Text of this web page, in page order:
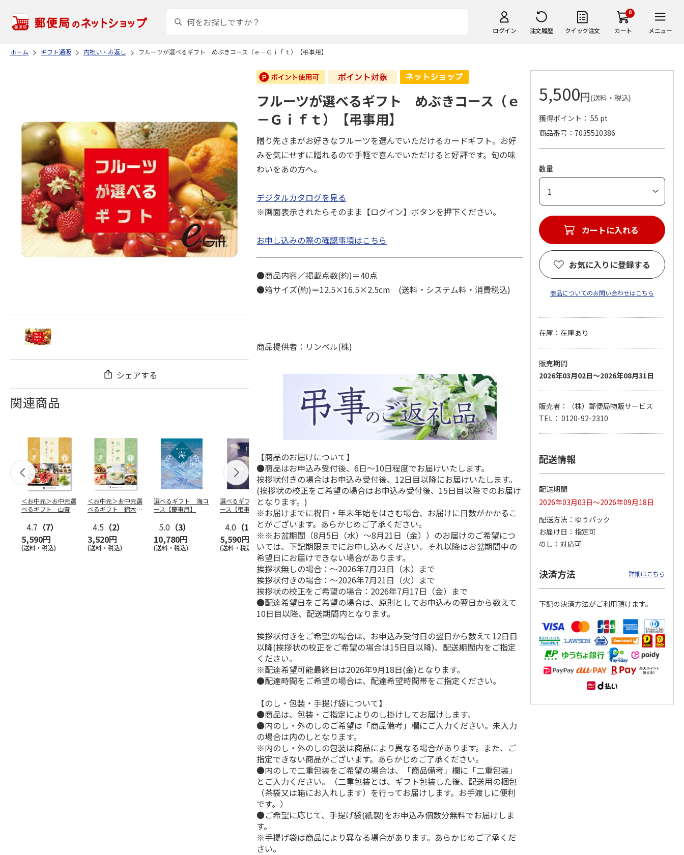
ログイン 注文履歴 クイック注文
0
カート メニュー
ホーム ギフト通販 内祝い・お返し フルーツが選べるギフト めぶきコース（ｅ－Ｇｉｆｔ）【弔事用】
シェアする
関連商品
＜お中元＞お中元選
べるギフト 山査子
4.7 （7）
5,590円
(送料・税込)
＜お中元＞お中元選
べるギフト 錦木コ
4.5 （2）
3,520円
(送料・税込)
選べるギフト 海コ
ース【慶事用】
5.0 （3）
10,780円
(送料・税込)
選べるギフト 月コ
ース【弔事用】
4.0 （1）
5,590円
(送料・税込)
＜お中元＞お中元選
べるギフト 栴檀コ
ース
5.0（5）
10,780円
(送料・税込)
ース【弔事用】
4.4 （5）
10,780円
(送料・税込)
ース【慶事用】
5,590円
(送料・税込)
ース【弔事用】
15,990円
(送料・税込)
選べるギフト 鳥コ
4.2 （6）
3,520円
(送料・税込)
選べるギフト 花コ
フルーツが選べるギフト めぶきコース（ｅ
－Ｇｉｆｔ）【弔事用】
贈り先さまがお好きなフルーツを選んでいただけるカードギフト。お好
みを気にせずに贈れるので手軽で喜んでいただけると好評です。旬の味
わいをあの方へ。
デジタルカタログを見る
※画面表示されたらそのまま【ログイン】ボタンを押下ください。
お申し込みの際の確認事項はこちら
●商品内容／掲載点数(約)＝40点
●箱サイズ(約)＝12.5×16.5×2.5cm (送料・システム料・消費税込)
商品提供者：リンベル(株)
【商品のお届けについて】
●商品はお申込み受付後、6日～10日程度でお届けいたします。
挨拶状付きの場合はお申込み受付後、12日目以降にお届けいたします。
(挨拶状の校正をご希望の場合はお申込み受付後、15日目以降でのお届け
となります。)
※お届けまでに祝日・年末年始をはさむ場合、お届けに日数がかかるこ
とがございます。あらかじめご了承ください。
※※お盆期間（8月5日（水）～8月21日（金））のお届けのご希望につ
いては、下記期限までにお申し込みください。それ以降はお盆期間中の
希望日にお届けできない場合があります。
挨拶状無しの場合：～2026年7月23日（木）まで
挨拶状付きの場合：～2026年7月21日（火）まで
挨拶状の校正をご希望の場合：2026年7月17日（金）まで
●配達希望日をご希望の場合は、原則としてお申込みの翌日から数えて
10日目以降、配送期間内となります。
挨拶状付きをご希望の場合は、お申込み受付日の翌日から数えて12日目
以降(挨拶状の校正をご希望の場合は15日目以降)、配送期間内をご指定
ください。
※配達希望可能最終日は2026年9月18日(金)となります。
●配達時間をご希望の場合は、配達希望時間帯をご指定ください。
【のし・包装・手提げ袋について】
●商品は、包装・ご指定によりのし掛けしてお届けします。
●内のし・外のしのご希望は「商品備考」欄にご入力ください。未入力
の場合は内のしとなります。
※内のし・外のしの包装は商品により異なる場合があります。また、ご
指定できない商品がございます。あらかじめご了承ください。
●内のしで二重包装をご希望の場合は、「商品備考」欄に「二重包装」
とご入力ください。（二重包装とは、ギフト包装した後、配送用の梱包
（茶袋又は箱にお入れします）を行ってお届けします。お手渡しに便利
です。）
●ご希望に応じて、手提げ袋(紙製)をお申込み個数分無料でお届けしま
す。
※手提げ袋は商品により異なる場合があります。あらかじめご了承くだ
さい。
5,500円(送料・税込)
獲得ポイント： 55 pt
商品番号
7035510386
数量
カートに入れる
お気に入りに登録する
商品についてのお問い合わせはこちら
在庫：在庫あり
販売期間
2026年03月02日～2026年08月31日
販売者：（株）郵便局物販サービス
TEL： 0120-92-2310
配送情報
配送期間
2026年03月03日～2026年09月18日
配送方法
ゆうパック
お届け日
指定可
のし
対応可
決済方法 詳細はこちら
下記の決済方法がご利用頂けます。